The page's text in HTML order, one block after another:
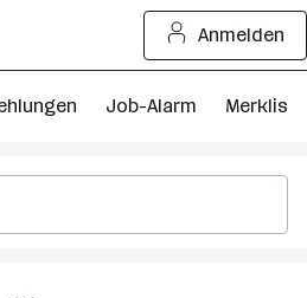
Anmelden
Job-Alarm Merkliste